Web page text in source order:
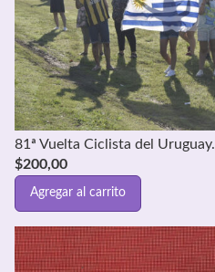
81ª Vuelta Ciclista del Uruguay.
$200,00
Agregar al carrito